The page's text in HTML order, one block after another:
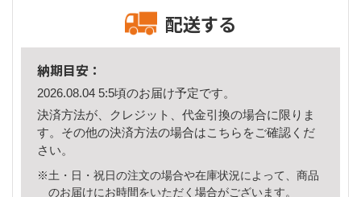
配送する
納期目安：
2026.08.04 5:5頃のお届け予定です。
決済方法が、クレジット、代金引換の場合に限りま
す。その他の決済方法の場合はこちら をご確認くだ
さい。
※土・日・祝日の注文の場合や在庫状況によって、商品
のお届けにお時間をいただく場合がございます。